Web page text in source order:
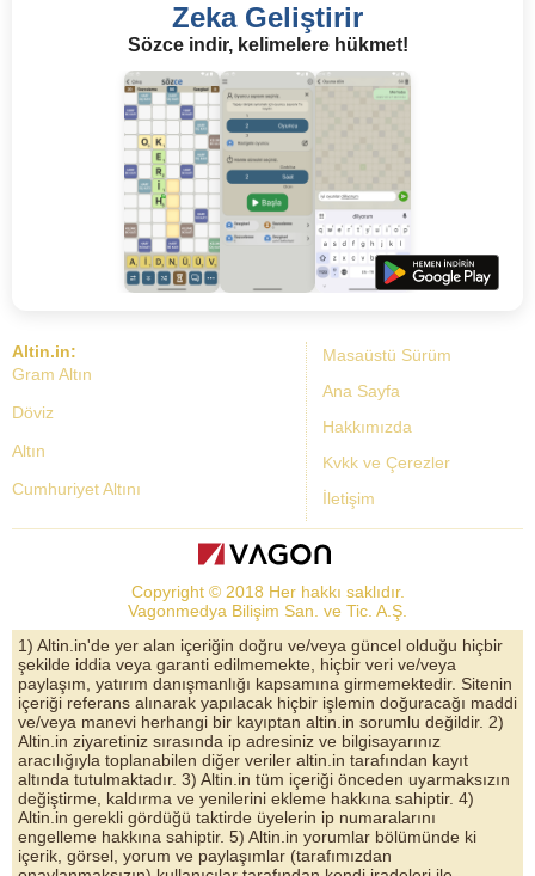
Zeka Geliştirir
Sözce indir, kelimelere hükmet!
Masaüstü Sürüm
Ana Sayfa
Hakkımızda
Kvkk ve Çerezler
İletişim
Altin.in:
Gram Altın
Döviz
Altın
Cumhuriyet Altını
Dolar Kuru
Altın Yorumları
Döviz Kurları
Çeyrek Altın
Bitcoin
Euro/Dolar Parite
Sterlin
Döviz Arşivi
Copyright © 2018 Her hakkı saklıdır.
Vagonmedya Bilişim San. ve Tic. A.Ş.
1) Altin.in'de yer alan içeriğin doğru ve/veya güncel olduğu hiçbir
şekilde iddia veya garanti edilmemekte, hiçbir veri ve/veya
paylaşım, yatırım danışmanlığı kapsamına girmemektedir. Sitenin
içeriği referans alınarak yapılacak hiçbir işlemin doğuracağı maddi
ve/veya manevi herhangi bir kayıptan altin.in sorumlu değildir. 2)
Altin.in ziyaretiniz sırasında ip adresiniz ve bilgisayarınız
aracılığıyla toplanabilen diğer veriler altin.in tarafından kayıt
altında tutulmaktadır. 3) Altin.in tüm içeriği önceden uyarmaksızın
değiştirme, kaldırma ve yenilerini ekleme hakkına sahiptir. 4)
Altin.in gerekli gördüğü taktirde üyelerin ip numaralarını
engelleme hakkına sahiptir. 5) Altin.in yorumlar bölümünde ki
içerik, görsel, yorum ve paylaşımlar (tarafımızdan